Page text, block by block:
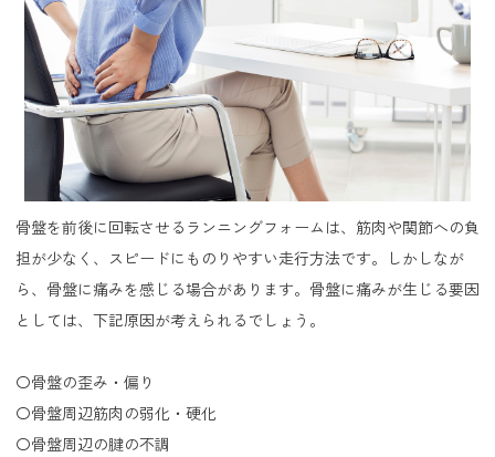
骨盤を前後に回転させるランニングフォームは、筋肉や関節への負
担が少なく、スピードにものりやすい走行方法です。しかしなが
ら、骨盤に痛みを感じる場合があります。骨盤に痛みが生じる要因
としては、下記原因が考えられるでしょう。
〇骨盤の歪み・偏り
〇骨盤周辺筋肉の弱化・硬化
〇骨盤周辺の腱の不調